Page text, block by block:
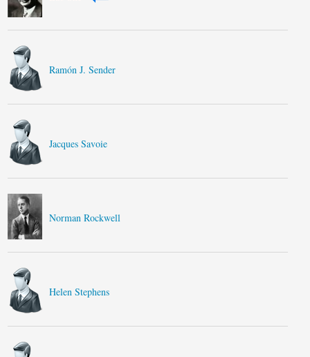
Ramón J. Sender
Jacques Savoie
Norman Rockwell
Helen Stephens